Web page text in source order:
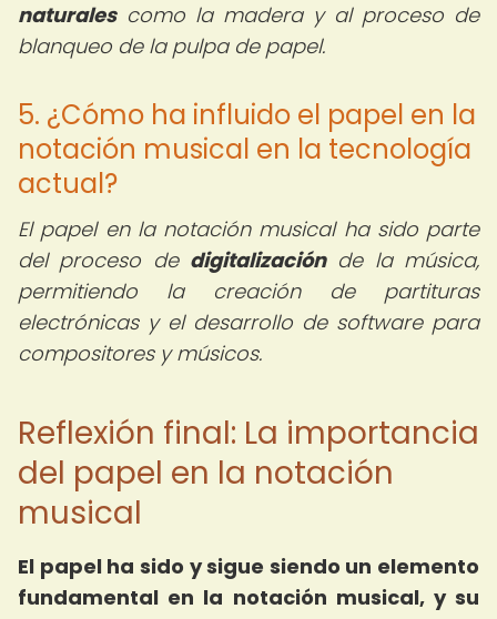
naturalescomo la madera y al proceso de
blanqueo de la pulpa de papel.
5. ¿Cómo ha influido el papel en la
notación musical en la tecnología
actual?
El papel en la notación musical ha sido parte
del proceso de digitalizaciónde la música,
permitiendo la creación de partituras
electrónicas y el desarrollo de software para
compositores y músicos.
Reflexión final: La importancia
del papel en la notación
musical
El papel ha sido y sigue siendo un elemento
fundamental en la notación musical, y su